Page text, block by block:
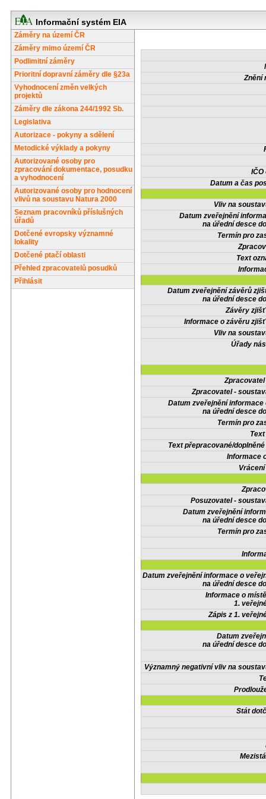
Informační systém EIA
Záměry na území ČR
Záměry mimo území ČR
Podlimitní záměry
Prioritní dopravní záměry dle §23a
Vyhodnocení změn velkých
projektů
Záměry dle zákona 244/1992 Sb.
Legislativa
Autorizace - pokyny a sdělení
Metodické výklady a pokyny
Autorizované osoby pro
zpracování dokumentace, posudku
a vyhodnocení
Autorizované osoby pro hodnocení
vlivů na soustavu Natura 2000
Seznam pracovníků příslušných
úřadů
Dotčené evropsky významné
lokality
Dotčené ptačí oblasti
Přehled zpracovatelů posudků
Přihlásit
Znění
IČO
Datum a čas
Vliv na
Datum zveřejnění
na úřední desce
Termín pro
Text
Datum zveřejnění závěrů
na úřední desce
Závěry
Informace o závěru
Vliv na
Úřady
Zpracovatel -
Datum zveřejnění informace
na úřední desce
Termín pro
Text přepracované/
Informace
Posuzovatel -
Datum zveřejnění
na úřední desce
Termín pro
Datum zveřejnění informace o
na úřední desce
Informace o
1.
Zápis z 1.
Datum
na úřední desce
Významný negativní vliv na
Stát